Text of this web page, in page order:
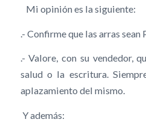
Mi opinión es la siguiente:
.- Confirme que las arras sean
.- Valore, con su vendedor,
salud o la escritura.
aplazamiento del mismo.
Y además: